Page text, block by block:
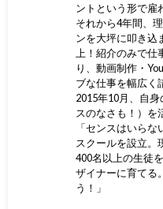
ントという形で雇
それから4年間、
ンを大坪に叩き込
上！紹介のみで
り、動画制作・
ブな仕事を幅広く
2015年10月、自
スのなさも！）を
「センスはいら
スクールを設立。
400名以上の生徒
ザイナーに育てる
う！」